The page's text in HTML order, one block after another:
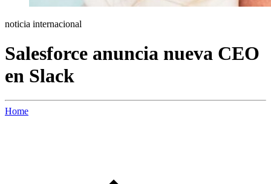
noticia internacional
Salesforce anuncia nueva CEO
en Slack
Home